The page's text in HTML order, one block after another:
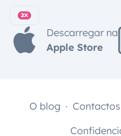
Descarregar na
Apple Store
O blog Contactos